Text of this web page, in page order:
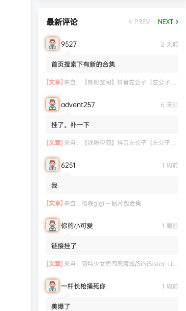
最新评论 PREV NEXT
9527 2 天前
首页搜索下有新的合集
[文章] 来自： 【铁粉空间】抖音左公子（左公子666）合集【2063P 181V】
advent257 6 天前
挂了。补一下
[文章] 来自： 【铁粉空间】抖音左公子（左公子666）合集【2063P 181V】
6251 1 周前
我
[文章] 来自： 樱晚gigi – 图片包合集
你的小可爱 1 周前
链接挂了
[文章] 来自： 哥特少女勇闯恶魔城/SiNiSistar Lite Version（Build.7793201+DLC+通关档）
一杆长枪捅死你 1 周前
美爆了